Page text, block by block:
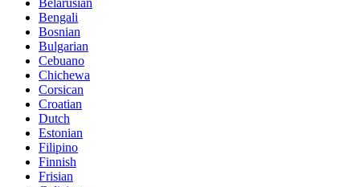
Belarusian
Bengali
Bosnian
Bulgarian
Cebuano
Chichewa
Corsican
Croatian
Dutch
Estonian
Filipino
Finnish
Frisian